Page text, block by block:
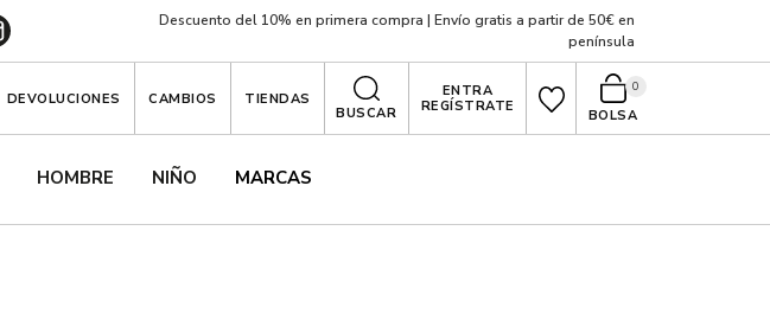
Descuento del 10% en primera compra | Envío gratis a partir de 50€ en
península
HOMBRE NIÑO MARCAS
DEVOLUCIONES CAMBIOS
TIENDAS
BUSCAR
ENTRA
REGÍSTRATE
BOLSA
0